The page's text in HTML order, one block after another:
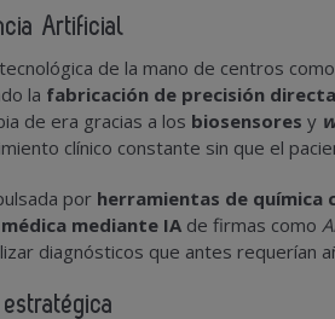
Artificial
de la mano de centros como
la fabricación de precisión
de era gracias a los biosensores y
clínico constante sin que el
por herramientas de química
mediante IA de firmas como
diagnósticos que antes requerían